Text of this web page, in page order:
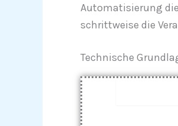
Automatisierung
schrittweise die
Technische